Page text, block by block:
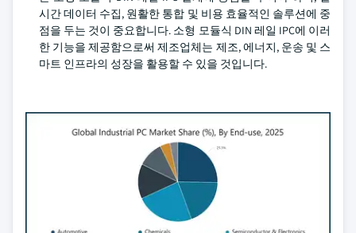
시간 데이터 수집, 원활한 통합 및 비용 효율적인 솔루션에 중
점을 두는 것이 중요합니다. 소형 모듈식 DIN 레일 IPC에 이러
한 기능을 제공함으로써 제조업체는 제조, 에너지, 운송 및 스
마트 인프라의 성장을 활용할 수 있을 것입니다.